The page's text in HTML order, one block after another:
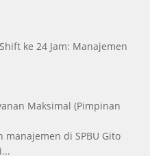
ke 24 Jam: Manajemen
Maksimal (Pimpinan
manajemen di SPBU Gito